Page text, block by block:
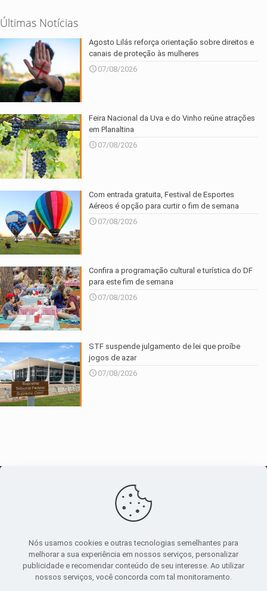
Últimas Notícias
Agosto Lilás reforça orientação sobre direitos e
canais de proteção às mulheres
07/08/2026
Feira Nacional da Uva e do Vinho reúne atrações
em Planaltina
07/08/2026
Com entrada gratuita, Festival de Esportes
Aéreos é opção para curtir o fim de semana
07/08/2026
Confira a programação cultural e turística do DF
para este fim de semana
07/08/2026
STF suspende julgamento de lei que proíbe
jogos de azar
07/08/2026
canal de notícias
Sobre|Política Privacidade|Termos de uso
Nós usamos cookies e outras tecnologias semelhantes para
melhorar a sua experiência em nossos serviços, personalizar
publicidade e recomendar conteúdo de seu interesse. Ao utilizar
nossos serviços, você concorda com tal monitoramento.